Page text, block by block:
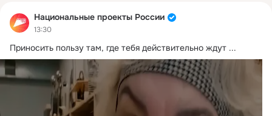
Национальные проекты России
13:30
Приносить пользу там, где тебя действительно ждут ...